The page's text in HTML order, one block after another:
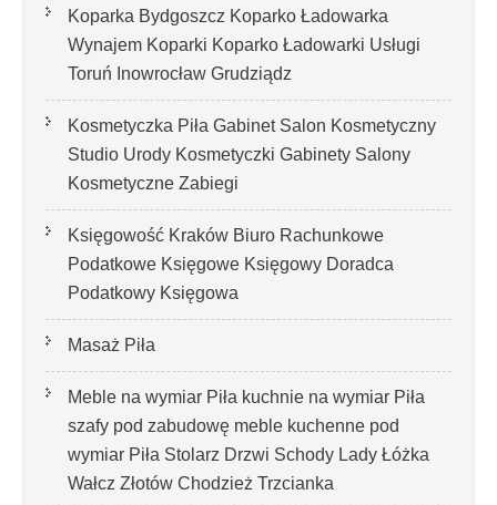
Koparka Bydgoszcz Koparko Ładowarka
Wynajem Koparki Koparko Ładowarki Usługi
Toruń Inowrocław Grudziądz
Kosmetyczka Piła Gabinet Salon Kosmetyczny
Studio Urody Kosmetyczki Gabinety Salony
Kosmetyczne Zabiegi
Księgowość Kraków Biuro Rachunkowe
Podatkowe Księgowe Księgowy Doradca
Podatkowy Księgowa
Masaż Piła
Meble na wymiar Piła kuchnie na wymiar Piła
szafy pod zabudowę meble kuchenne pod
wymiar Piła Stolarz Drzwi Schody Lady Łóżka
Wałcz Złotów Chodzież Trzcianka